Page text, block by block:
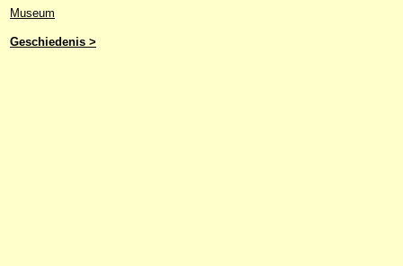
Museum
Geschiedenis >